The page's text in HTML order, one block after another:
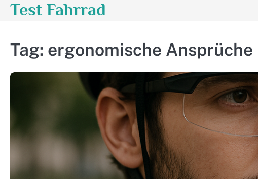
SkipTest Fahrrad
Tag: ergonomische Ansprüche